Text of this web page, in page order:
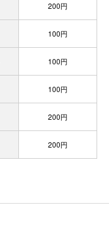
200円
100円
100円
100円
200円
200円